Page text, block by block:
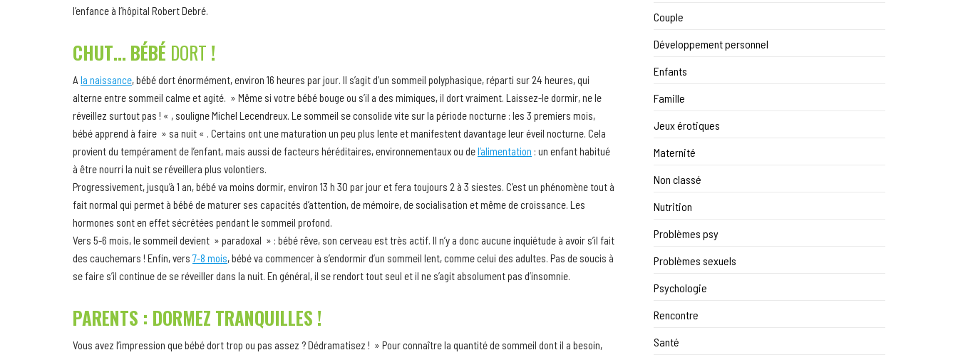
l’enfance à l’hôpital Robert Debré.
CHUT… BÉBÉ DORT !
A la naissance, bébé dort énormément, environ 16 heures par jour. Il s’agit d’un sommeil polyphasique, réparti sur 24 heures, qui
alterne entre sommeil calme et agité. » Même si votre bébé bouge ou s’il a des mimiques, il dort vraiment. Laissez-le dormir, ne le
réveillez surtout pas ! « , souligne Michel Lecendreux. Le sommeil se consolide vite sur la période nocturne : les 3 premiers mois,
bébé apprend à faire » sa nuit « . Certains ont une maturation un peu plus lente et manifestent davantage leur éveil nocturne. Cela
provient du tempérament de l’enfant, mais aussi de facteurs héréditaires, environnementaux ou del’alimentation : un enfant habitué
à être nourri la nuit se réveillera plus volontiers.
Progressivement, jusqu’à 1 an, bébé va moins dormir, environ 13 h 30 par jour et fera toujours 2 à 3 siestes. C’est un phénomène tout à
fait normal qui permet à bébé de maturer ses capacités d’attention, de mémoire, de socialisation et même de croissance. Les
hormones sont en effet sécrétées pendant le sommeil profond.
Vers 5-6 mois, le sommeil devient » paradoxal » : bébé rêve, son cerveau est très actif. Il n’y a donc aucune inquiétude à avoir s’il fait
des cauchemars ! Enfin, vers 7-8 mois, bébé va commencer à s’endormir d’un sommeil lent, comme celui des adultes. Pas de soucis à
se faire s’il continue de se réveiller dans la nuit. En général, il se rendort tout seul et il ne s’agit absolument pas d’insomnie.
PARENTS : DORMEZ TRANQUILLES !
Vous avez l’impression que bébé dort trop ou pas assez ? Dédramatisez ! » Pour connaître la quantité de sommeil dont il a besoin,
Couple
Développement personnel
Enfants
Famille
Jeux érotiques
Maternité
Non classé
Nutrition
Problèmes psy
Problèmes sexuels
Psychologie
Rencontre
Santé